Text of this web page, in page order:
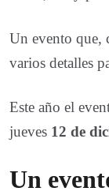
Un evento que,
varios detalles
Este año el
jueves 12 de
Un